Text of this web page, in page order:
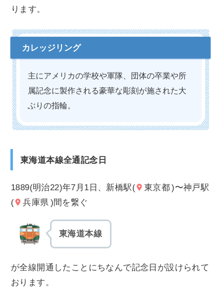
ります。
主にアメリカの学校や軍隊、団体の卒業や所
属記念に製作される豪華な彫刻が施された大
ぶりの指輪。
東海道本線全通記念日
1889(明治22)年7月1日、新橋駅( 東京都)〜神戸駅
(
兵庫県 )間を繋ぐ
東海道本線
が全線開通したことにちなんで記念日が設けられて
おります。